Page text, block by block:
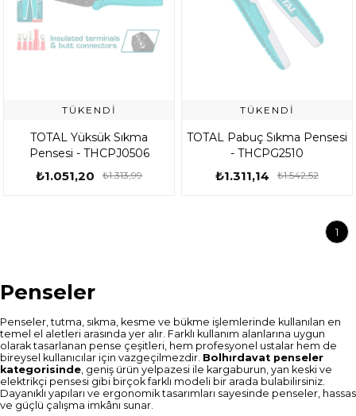
TÜKENDI
TOTAL Yüksük Sıkma
Pensesi - THCPJ0506
₺1.051,20 ₺1.313,99
TÜKENDI
TOTAL Pabuç Sıkma Pensesi
- THCPG2510
₺1.311,14 ₺1.542,52
1
Penseler
Penseler, tutma, sıkma, kesme ve bükme işlemlerinde kullanılan en
temel el aletleri arasında yer alır. Farklı kullanım alanlarına uygun
olarak tasarlanan pense çeşitleri, hem profesyonel ustalar hem de
bireysel kullanıcılar için vazgeçilmezdir. Bolhırdavat penseler
kategorisinde , geniş ürün yelpazesi ile kargaburun, yan keski ve
elektrikçi pensesi gibi birçok farklı modeli bir arada bulabilirsiniz.
Dayanıklı yapıları ve ergonomik tasarımları sayesinde penseler, hassas
ve güçlü çalışma imkânı sunar.